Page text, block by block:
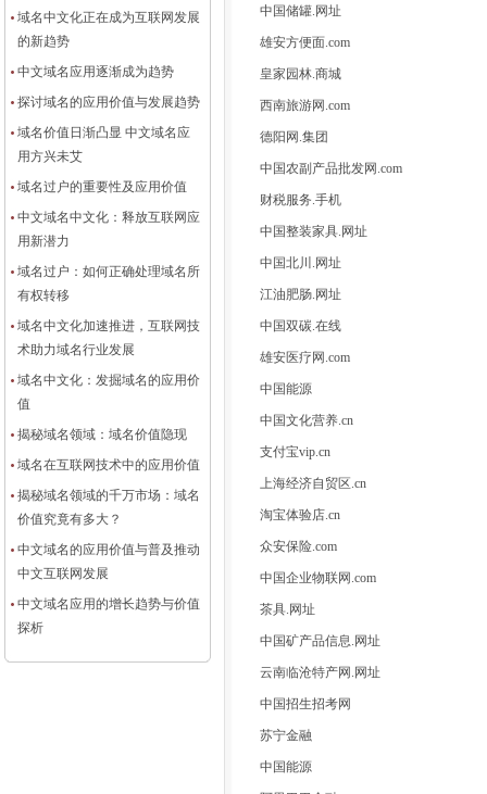
域名中文化正在成为互联网发展
的新趋势
中文域名应用逐渐成为趋势
探讨域名的应用价值与发展趋势
域名价值日渐凸显 中文域名应
用方兴未艾
域名过户的重要性及应用价值
中文域名中文化：释放互联网应
用新潜力
域名过户：如何正确处理域名所
有权转移
域名中文化加速推进，互联网技
术助力域名行业发展
域名中文化：发掘域名的应用价
值
揭秘域名领域：域名价值隐现
域名在互联网技术中的应用价值
揭秘域名领域的千万市场：域名
价值究竟有多大？
中文域名的应用价值与普及推动
中文互联网发展
中文域名应用的增长趋势与价值
探析
中国储罐.网址
雄安方便面.com
皇家园林.商城
西南旅游网.com
德阳网.集团
中国农副产品批发网.com
财税服务.手机
中国整装家具.网址
中国北川.网址
江油肥肠.网址
中国双碳.在线
雄安医疗网.com
中国能源
中国文化营养.cn
支付宝vip.cn
上海经济自贸区.cn
淘宝体验店.cn
众安保险.com
中国企业物联网.com
茶具.网址
中国矿产品信息.网址
云南临沧特产网.网址
中国招生招考网
苏宁金融
中国能源